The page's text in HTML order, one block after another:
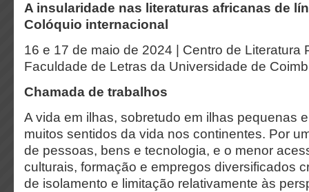
A insularidade nas literaturas africanas de
Colóquio internacional
16 e 17 de maio de 2024 | Centro de Literatura
Faculdade de Letras da Universidade de
Chamada de trabalhos
A vida em ilhas, sobretudo em ilhas pequenas
muitos sentidos da vida nos continentes. Por
de pessoas, bens e tecnologia, e o menor
culturais, formação e empregos diversificados
de isolamento e limitação relativamente às